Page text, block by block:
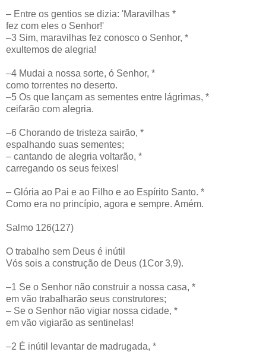
– Entre os gentios se dizia: 'Maravilhas *
fez com eles o Senhor!'
–3 Sim, maravilhas fez conosco o Senhor, *
exultemos de alegria!
–4 Mudai a nossa sorte, ó Senhor, *
como torrentes no deserto.
–5 Os que lançam as sementes entre lágrimas, *
ceifarão com alegria.
–6 Chorando de tristeza sairão, *
espalhando suas sementes;
– cantando de alegria voltarão, *
carregando os seus feixes!
– Glória ao Pai e ao Filho e ao Espírito Santo. *
Como era no princípio, agora e sempre. Amém.
Salmo 126(127)
O trabalho sem Deus é inútil
Vós sois a construção de Deus (1Cor 3,9).
–1 Se o Senhor não construir a nossa casa, *
em vão trabalharão seus construtores;
– Se o Senhor não vigiar nossa cidade, *
em vão vigiarão as sentinelas!
–2 É inútil levantar de madrugada, *